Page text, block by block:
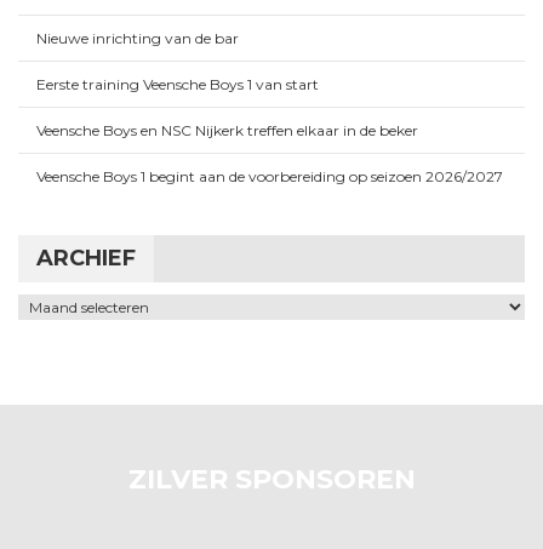
Nieuwe inrichting van de bar
Eerste training Veensche Boys 1 van start
Veensche Boys en NSC Nijkerk treffen elkaar in de beker
Veensche Boys 1 begint aan de voorbereiding op seizoen 2026/2027
ARCHIEF
Archief
ZILVER SPONSOREN